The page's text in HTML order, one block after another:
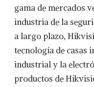
gama de mercados
industria de la
a largo plazo,
tecnología de casas
industrial y la
productos de